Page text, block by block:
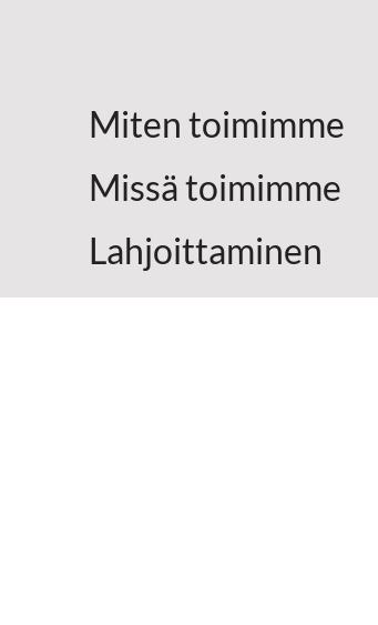
Miten toimimme
Missä toimimme
Lahjoittaminen